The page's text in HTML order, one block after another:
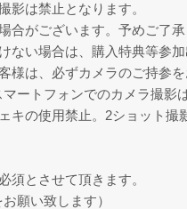
影は禁止となります。
合がございます。予めご了承
ない場合は、購入特典等参
様は、必ずカメラのご持参
ートフォンでのカメラ撮影
キの使用禁止。2ショット撮
須とさせて頂きます。
願い致します）